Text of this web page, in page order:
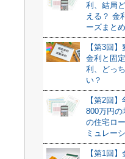
利、結局
える？ 金
ーズまとめ
【第3回】
金利と固
利、どっ
い？
【第2回】
800万円の
の住宅ロ
ミュレー
【第1回】